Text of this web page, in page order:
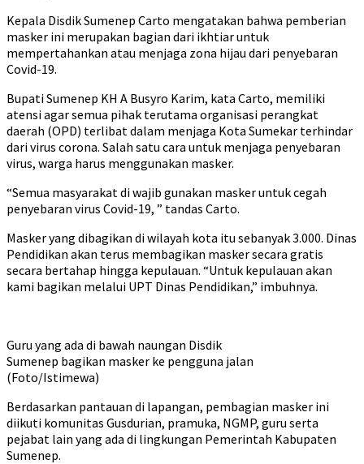
Kepala Disdik Sumenep Carto mengatakan bahwa pemberian
masker ini merupakan bagian dari ikhtiar untuk
mempertahankan atau menjaga zona hijau dari penyebaran
Covid-19.
Bupati Sumenep KH A Busyro Karim, kata Carto, memiliki
atensi agar semua pihak terutama organisasi perangkat
daerah (OPD) terlibat dalam menjaga Kota Sumekar terhindar
dari virus corona. Salah satu cara untuk menjaga penyebaran
virus, warga harus menggunakan masker.
“Semua masyarakat di wajib gunakan masker untuk cegah
penyebaran virus Covid-19, ” tandas Carto.
Masker yang dibagikan di wilayah kota itu sebanyak 3.000. Dinas
Pendidikan akan terus membagikan masker secara gratis
secara bertahap hingga kepulauan. “Untuk kepulauan akan
kami bagikan melalui UPT Dinas Pendidikan,” imbuhnya.
Guru yang ada di bawah naungan Disdik
Sumenep bagikan masker ke pengguna jalan
(Foto/Istimewa)
Berdasarkan pantauan di lapangan, pembagian masker ini
diikuti komunitas Gusdurian, pramuka, NGMP, guru serta
pejabat lain yang ada di lingkungan Pemerintah Kabupaten
Sumenep.